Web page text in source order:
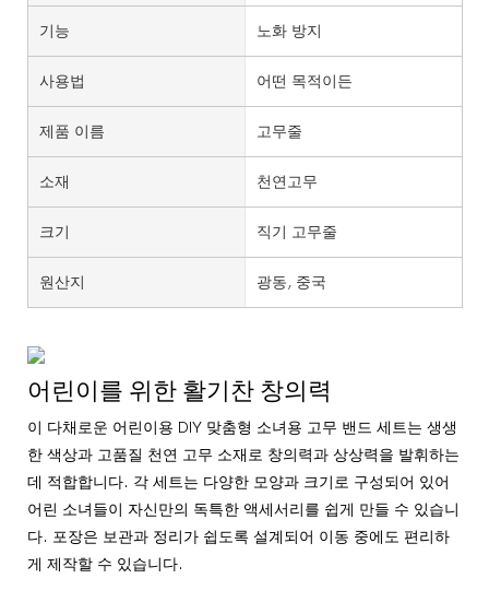
기능 노화 방지
사용법 어떤 목적이든
제품 이름 고무줄
소재 천연고무
크기 직기 고무줄
원산지 광동, 중국
어린이를 위한 활기찬 창의력
이 다채로운 어린이용 DIY 맞춤형 소녀용 고무 밴드 세트는 생생
한 색상과 고품질 천연 고무 소재로 창의력과 상상력을 발휘하는
데 적합합니다. 각 세트는 다양한 모양과 크기로 구성되어 있어
어린 소녀들이 자신만의 독특한 액세서리를 쉽게 만들 수 있습니
다. 포장은 보관과 정리가 쉽도록 설계되어 이동 중에도 편리하
게 제작할 수 있습니다.